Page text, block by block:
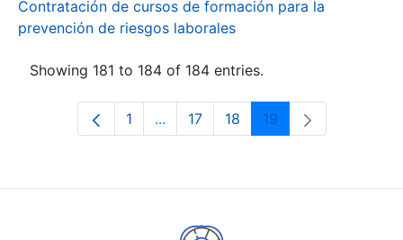
Contratación de cursos de formación para la
prevención de riesgos laborales
Showing 181 to 184 of 184 entries.
Page
1 ...Intermediate Pages Use TAB to
Page
17 Page
18 Page
19